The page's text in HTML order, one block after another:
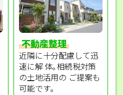
不動産整理
近隣に十分配慮して迅
速に解 体｡相続税対策
の土地活用の ご提案も
可能です｡